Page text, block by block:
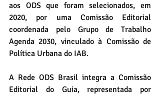
aos ODS que foram selecionados, em
2020, por uma Comissão Editorial
coordenada pelo Grupo de Trabalho
Agenda 2030, vinculado à Comissão de
Política Urbana do IAB.
A Rede ODS Brasil integra a Comissão
Editorial do Guia, representada por